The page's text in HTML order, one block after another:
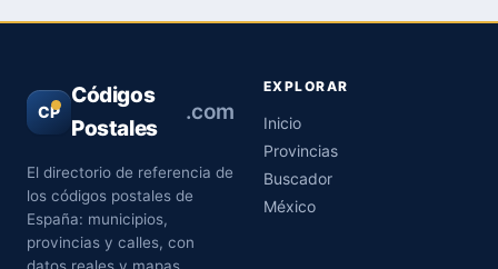
CP
Códigos
Postales
.com
El directorio de referencia de
los códigos postales de
España: municipios,
provincias y calles, con
datos reales y mapas.
EXPLORAR
Inicio
Provincias
Buscador
México